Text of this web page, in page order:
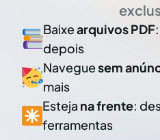
Baixearquivos PDF
depois
Naveguesem
mais
Esteja na frente:
ferramentas